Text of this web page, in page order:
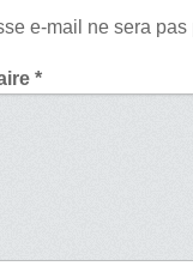
e-mail ne sera pas
*